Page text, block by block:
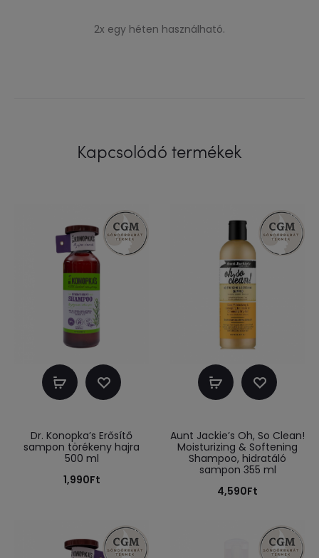
2x egy héten használható.
Kapcsolódó termékek
Kosárba
Dr. Konopka’s Erősítő
sampon törékeny hajra
500 ml
1,990Ft
Kosárba
Aunt Jackie’s Oh, So Clean!
Moisturizing & Softening
Shampoo, hidratáló
sampon 355 ml
4,590Ft